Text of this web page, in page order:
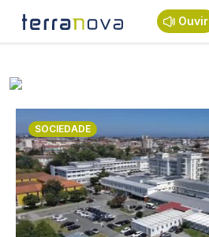
Passar para o conteúdo principal
Ouvir
Imagem
SOCIEDADE